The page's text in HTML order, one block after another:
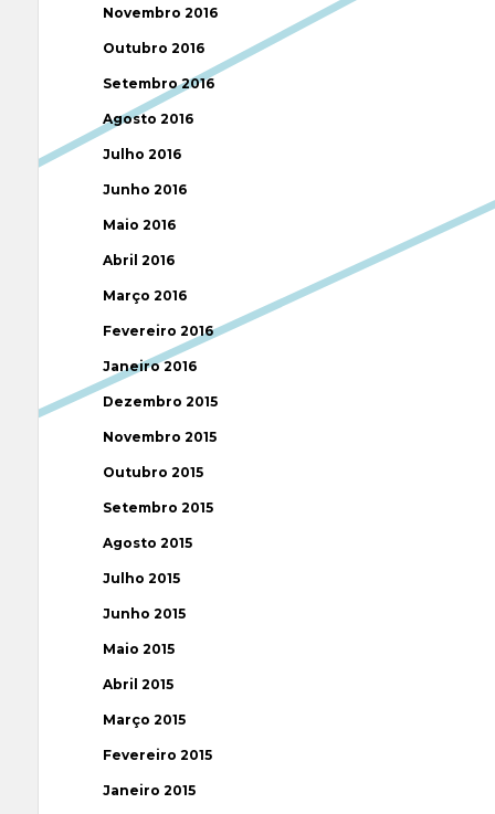
Novembro 2016
Outubro 2016
Setembro 2016
Agosto 2016
Julho 2016
Junho 2016
Maio 2016
Abril 2016
Março 2016
Fevereiro 2016
Janeiro 2016
Dezembro 2015
Novembro 2015
Outubro 2015
Setembro 2015
Agosto 2015
Julho 2015
Junho 2015
Maio 2015
Abril 2015
Março 2015
Fevereiro 2015
Janeiro 2015